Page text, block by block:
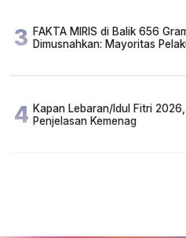
3 FAKTA MIRIS di Balik 656
Dimusnahkan: Mayoritas
4 Kapan Lebaran/Idul Fitri
Penjelasan Kemenag